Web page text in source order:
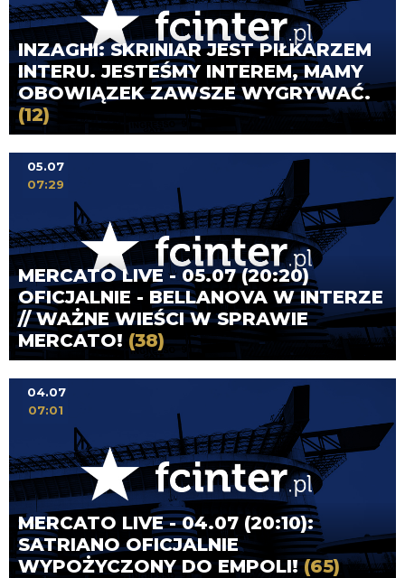
INZAGHI: SKRINIAR JEST PIŁKARZEM
INTERU. JESTEŚMY INTEREM, MAMY
OBOWIĄZEK ZAWSZE WYGRYWAĆ.
(12)
MERCATO LIVE - 05.07 (20:20)
OFICJALNIE - BELLANOVA W INTERZE
// WAŻNE WIEŚCI W SPRAWIE
MERCATO! (38)
05.07
07:29
MERCATO LIVE - 04.07 (20:10):
SATRIANO OFICJALNIE
WYPOŻYCZONY DO EMPOLI!(65)
04.07
07:01